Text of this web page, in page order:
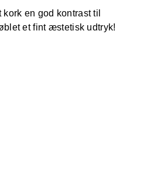
en god kontrast til
et fint æstetisk udtryk!